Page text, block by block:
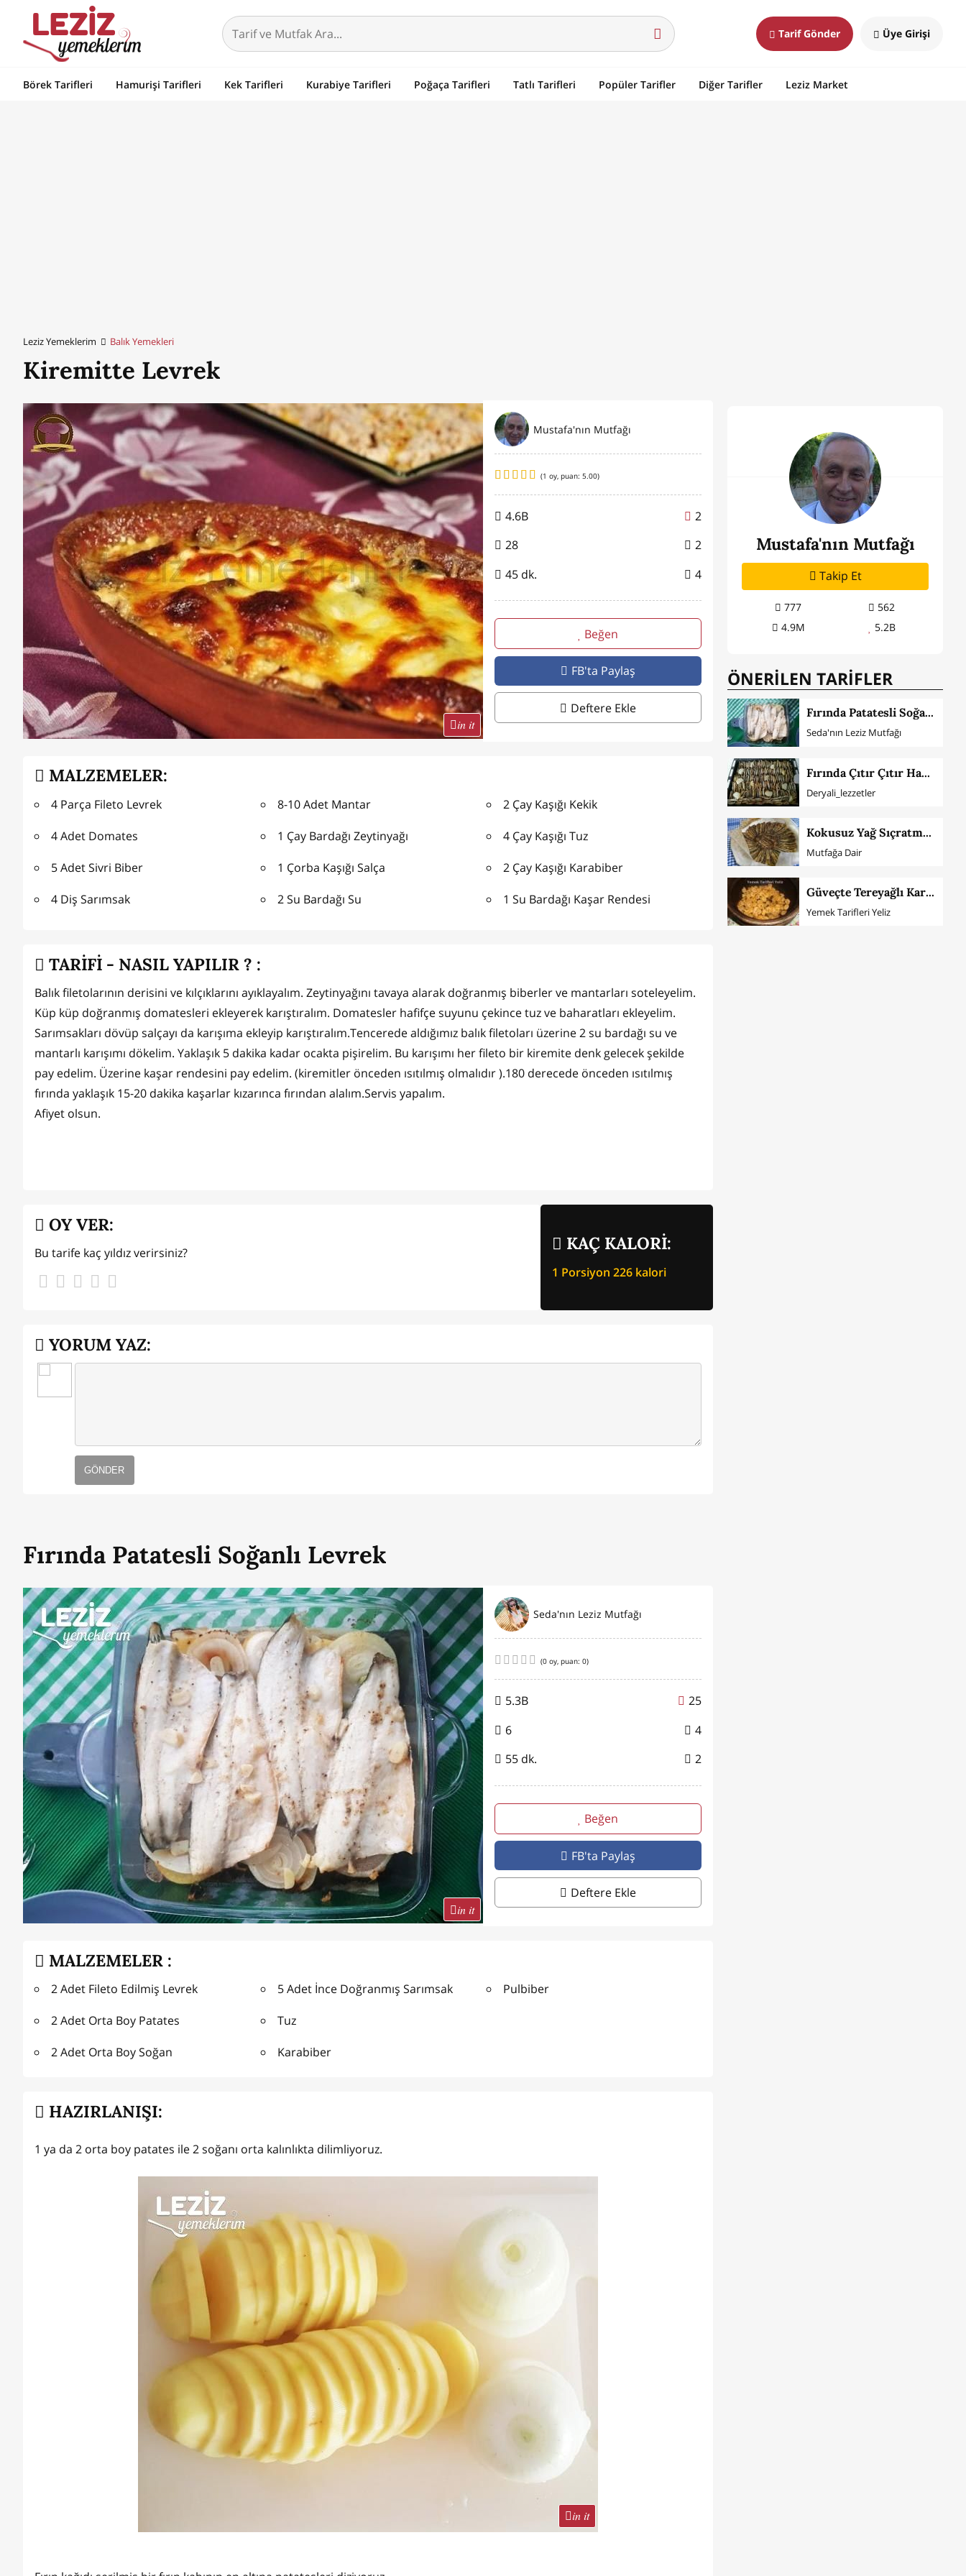
Tarif Gönder Üye Girişi
Börek Tarifleri Hamurişi Tarifleri Kek Tarifleri Kurabiye Tarifleri Poğaça Tarifleri Tatlı Tarifleri Popüler Tarifler Diğer Tarifler Leziz Market
Leziz Yemeklerim Balık Yemekleri
Kiremitte Levrek
in it
Mustafa'nın Mutfağı
(1 oy, puan: 5.00)
4.6B
2
28
2
45 dk.
4
Beğen
FB'ta Paylaş
Deftere Ekle
MALZEMELER:
4 Parça Fileto Levrek
4 Adet Domates
5 Adet Sivri Biber
4 Diş Sarımsak
8-10 Adet Mantar
1 Çay Bardağı Zeytinyağı
1 Çorba Kaşığı Salça
2 Su Bardağı Su
2 Çay Kaşığı Kekik
4 Çay Kaşığı Tuz
2 Çay Kaşığı Karabiber
1 Su Bardağı Kaşar Rendesi
TARİFİ - NASIL YAPILIR ? :
Balık filetolarının derisini ve kılçıklarını ayıklayalım. Zeytinyağını tavaya alarak doğranmış biberler ve mantarları soteleyelim.
Küp küp doğranmış domatesleri ekleyerek karıştıralım. Domatesler hafifçe suyunu çekince tuz ve baharatları ekleyelim.
Sarımsakları dövüp salçayı da karışıma ekleyip karıştıralım.Tencerede aldığımız balık filetoları üzerine 2 su bardağı su ve
mantarlı karışımı dökelim. Yaklaşık 5 dakika kadar ocakta pişirelim. Bu karışımı her fileto bir kiremite denk gelecek şekilde
pay edelim. Üzerine kaşar rendesini pay edelim. (kiremitler önceden ısıtılmış olmalıdır ).180 derecede önceden ısıtılmış
fırında yaklaşık 15-20 dakika kaşarlar kızarınca fırından alalım.Servis yapalım.
Afiyet olsun.
KAÇ KALORİ:
1 Porsiyon 226 kalori
OY VER:
Bu tarife kaç yıldız verirsiniz?
YORUM YAZ:
GÖNDER
Fırında Patatesli Soğanlı Levrek
in it
Seda'nın Leziz Mutfağı
(0 oy, puan: 0)
5.3B
25
6
4
55 dk.
2
Beğen
FB'ta Paylaş
Deftere Ekle
MALZEMELER :
2 Adet Fileto Edilmiş Levrek
2 Adet Orta Boy Patates
2 Adet Orta Boy Soğan
5 Adet İnce Doğranmış Sarımsak
Tuz
Karabiber
Pulbiber
HAZIRLANIŞI:
1 ya da 2 orta boy patates ile 2 soğanı orta kalınlıkta dilimliyoruz.
in it
Mustafa'nın Mutfağı
Takip Et
777
562
4.9M
5.2B
ÖNERİLEN TARİFLER
Fırında Patatesli Soğanlı Levrek
Seda'nın Leziz Mutfağı
Fırında Çıtır Çıtır Hamsi
Deryali_lezzetler
Kokusuz Yağ Sıçratmadan Yağlı Kağıtta Hamsi Tava Tarifi
Mutfağa Dair
Güveçte Tereyağlı Karides
Yemek Tarifleri Yeliz